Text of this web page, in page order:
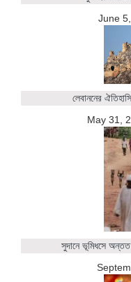
June
লেবাননের
May 31,
সুদানে ভূমিধসে অন্তত